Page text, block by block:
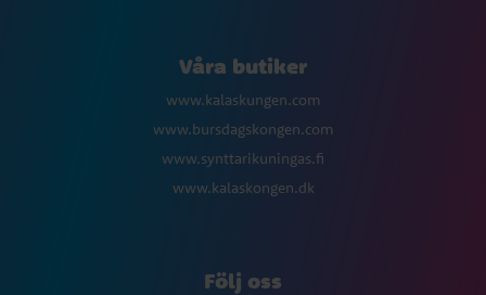
Våra butiker
www.kalaskungen.com
www.bursdagskongen.com
www.synttarikuningas.fi
www.kalaskongen.dk
Följ oss